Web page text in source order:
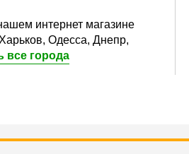
интернет магазине
Одесса, Днепр,
все города